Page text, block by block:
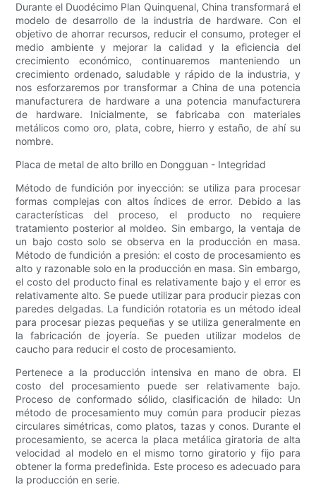
Durante el Duodécimo Plan Quinquenal, China transformará el
modelo de desarrollo de la industria de hardware. Con el
objetivo de ahorrar recursos, reducir el consumo, proteger el
medio ambiente y mejorar la calidad y la eficiencia del
crecimiento económico, continuaremos manteniendo un
crecimiento ordenado, saludable y rápido de la industria, y
nos esforzaremos por transformar a China de una potencia
manufacturera de hardware a una potencia manufacturera
de hardware. Inicialmente, se fabricaba con materiales
metálicos como oro, plata, cobre, hierro y estaño, de ahí su
nombre.
Placa de metal de alto brillo en Dongguan - Integridad
Método de fundición por inyección: se utiliza para procesar
formas complejas con altos índices de error. Debido a las
características del proceso, el producto no requiere
tratamiento posterior al moldeo. Sin embargo, la ventaja de
un bajo costo solo se observa en la producción en masa.
Método de fundición a presión: el costo de procesamiento es
alto y razonable solo en la producción en masa. Sin embargo,
el costo del producto final es relativamente bajo y el error es
relativamente alto. Se puede utilizar para producir piezas con
paredes delgadas. La fundición rotatoria es un método ideal
para procesar piezas pequeñas y se utiliza generalmente en
la fabricación de joyería. Se pueden utilizar modelos de
caucho para reducir el costo de procesamiento.
Pertenece a la producción intensiva en mano de obra. El
costo del procesamiento puede ser relativamente bajo.
Proceso de conformado sólido, clasificación de hilado: Un
método de procesamiento muy común para producir piezas
circulares simétricas, como platos, tazas y conos. Durante el
procesamiento, se acerca la placa metálica giratoria de alta
velocidad al modelo en el mismo torno giratorio y fijo para
obtener la forma predefinida. Este proceso es adecuado para
la producción en serie.